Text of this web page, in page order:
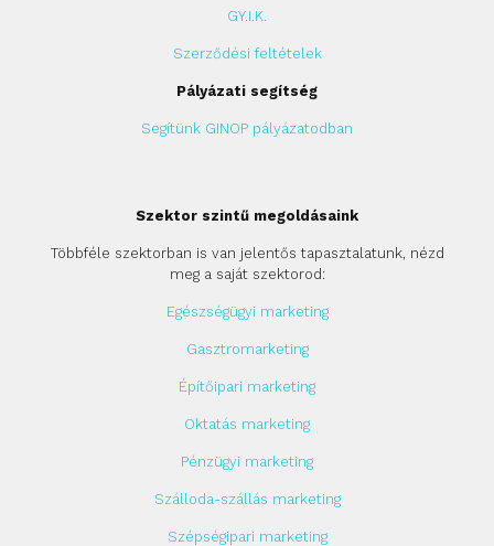
GY.I.K.
Szerződési feltételek
Pályázati segítség
Segítünk GINOP pályázatodban
Szektor szintű megoldásaink
Többféle szektorban is van jelentős tapasztalatunk, nézd
meg a saját szektorod:
Egészségügyi marketing
Gasztromarketing
Építőipari marketing
Oktatás marketing
Pénzügyi marketing
Szálloda-szállás marketing
Szépségipari marketing